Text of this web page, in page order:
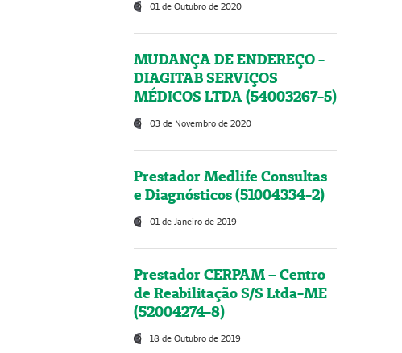
01 de Outubro de 2020
MUDANÇA DE ENDEREÇO -
DIAGITAB SERVIÇOS
MÉDICOS LTDA (54003267-5)
03 de Novembro de 2020
Prestador Medlife Consultas
e Diagnósticos (51004334-2)
01 de Janeiro de 2019
Prestador CERPAM – Centro
de Reabilitação S/S Ltda-ME
(52004274-8)
18 de Outubro de 2019